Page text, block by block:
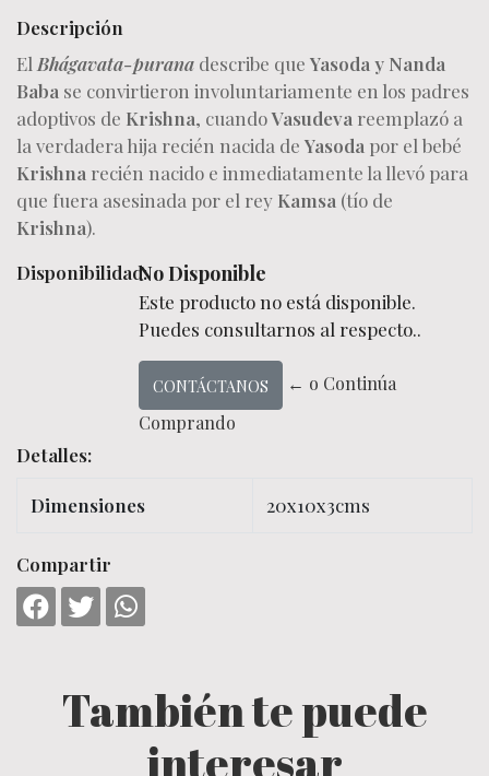
Descripción
El Bhágavata-purana describe que Yasoda y Nanda
Baba se convirtieron involuntariamente en los padres
adoptivos de Krishna, cuandoVasudeva reemplazó a
la verdadera hija recién nacida de Yasoda por el bebé
Krishna recién nacido e inmediatamente la llevó para
que fuera asesinada por el rey Kamsa (tío de
Krishna).
Disponibilidad:No Disponible
Este producto no está disponible.
Puedes consultarnos al respecto..
CONTÁCTANOS
← o Continúa
Comprando
Detalles:
Dimensiones 20x10x3cms
Compartir
También te puede
interesar